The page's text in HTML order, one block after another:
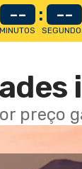
--
MINUTOS
: --
preço